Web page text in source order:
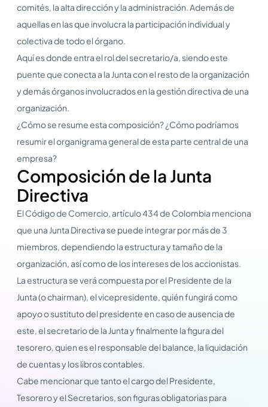
comités, la alta dirección y la administración. Además de
aquellas en las que involucra la participación individual y
colectiva de todo el órgano.
Aquí es donde entra el rol del secretario/a, siendo este
puente que conecta a la Junta con el resto de la organización
y demás órganos involucrados en la gestión directiva de una
organización.
¿Cómo se resume esta composición? ¿Cómo podríamos
resumir el organigrama general de esta parte central de una
empresa?
Composición de la Junta
Directiva
El Código de Comercio, artículo 434 de Colombia menciona
que una Junta Directiva se puede integrar por más de 3
miembros, dependiendo la estructura y tamaño de la
organización, así como de los intereses de los accionistas.
La estructura se verá compuesta por el Presidente de la
Junta (o chairman), el vicepresidente, quién fungirá como
apoyo o sustituto del presidente en caso de ausencia de
este, el secretario de la Junta y finalmente la figura del
tesorero, quien es el responsable del balance, la liquidación
de cuentas y los libros contables.
Cabe mencionar que tanto el cargo del Presidente,
Tesorero y el Secretarios, son figuras obligatorias para